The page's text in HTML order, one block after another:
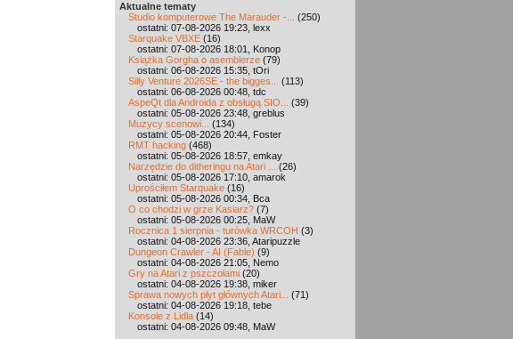
Aktualne tematy
Studio komputerowe The Marauder -...
(250)
ostatni: 07-08-2026 19:23, lexx
Starquake VBXE (16)
ostatni: 07-08-2026 18:01, Konop
Książka Gorgha o asemblerze (79)
ostatni: 06-08-2026 15:35, tOri
Silly Venture 2026SE - the bigges...
(113)
ostatni: 06-08-2026 00:48, tdc
AspeQt dla Androida z obsługą SIO...
(39)
ostatni: 05-08-2026 23:48, greblus
Muzycy scenowi...
(134)
ostatni: 05-08-2026 20:44, Foster
RMT hacking (468)
ostatni: 05-08-2026 18:57, emkay
Narzędzie do ditheringu na Atari ...
(26)
ostatni: 05-08-2026 17:10, amarok
Uprościłem Starquake (16)
ostatni: 05-08-2026 00:34, Bca
O co chodzi w grze Kasiarz? (7)
ostatni: 05-08-2026 00:25, MaW
Rocznica 1 sierpnia - turówka WRCOH (3)
ostatni: 04-08-2026 23:36, Ataripuzzle
Dungeon Crawler - AI (Fable) (9)
ostatni: 04-08-2026 21:05, Nemo
Gry na Atari z pszczołami (20)
ostatni: 04-08-2026 19:38, miker
Sprawa nowych płyt głównych Atari...
(71)
ostatni: 04-08-2026 19:18, tebe
Konsole z Lidla (14)
ostatni: 04-08-2026 09:48, MaW